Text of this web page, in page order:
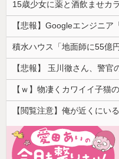
【ｗ】物凄くカワイイ子猫
【閲覧注意】俺が近くにい